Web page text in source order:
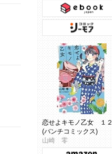
恋せよキモノ乙女 １２
(バンチコミックス)
山崎 零